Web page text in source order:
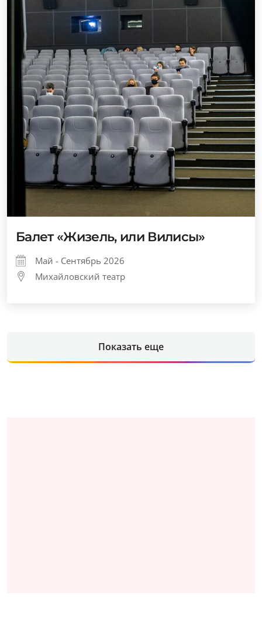
Балет «Жизель, или Вилисы»
Май - Сентябрь 2026
Михайловский театр
Показать еще